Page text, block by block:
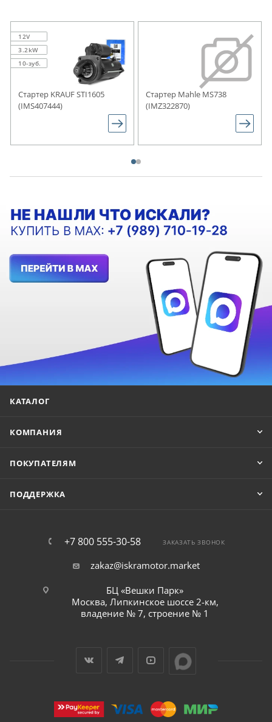
12V
3.2kW
10-зуб.
Стартер KRAUF STI1605
(IMS407444)
Стартер Mahle MS738
(IMZ322870)
КАТАЛОГ
КОМПАНИЯ
ПОКУПАТЕЛЯМ
ПОДДЕРЖКА
+7 800 555-30-58 ЗАКАЗАТЬ ЗВОНОК
zakaz@iskramotor.market
БЦ «Вешки Парк»
Москва, Липкинское шоссе 2-км,
владение № 7, строение № 1